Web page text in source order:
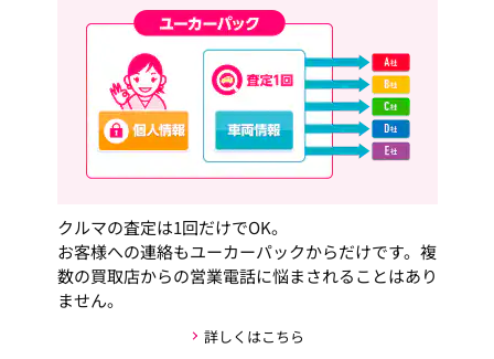
クルマの査定は1回だけでOK。
お客様への連絡もユーカーパックからだけです。複
数の買取店からの営業電話に悩まされることはあり
ません。
詳しくはこちら